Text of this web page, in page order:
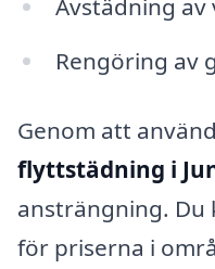
Avstädning
Rengöring av
Genom att
flyttstädning i
ansträngning. Du
för priserna i